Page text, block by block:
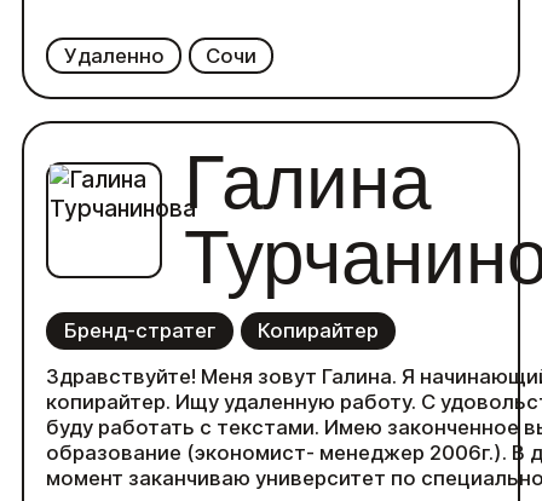
Удаленно Сочи
Галина
Бренд-стратег
Копирайтер
Здравствуйте! Меня зовут Галина. Я
копирайтер. Ищу удаленную работу. С
буду работать с текстами. Имею законченное высшее
образование (экономист- менеджер 2006г.). В
момент заканчиваю университет по